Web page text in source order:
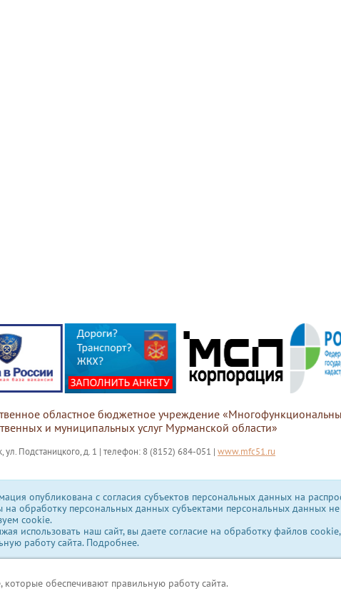
областное бюджетное учреждение
и муниципальных услуг Мурманской области»
ул. Подстаницкого, д. 1 | телефон: 8 (8152) 684-051 | www.mfc51.ru
опубликована с согласия субъектов персональных данных на
на обработку персональных данных субъектами персональных данных
сookie.
использовать наш сайт, вы даете согласие на обработку файлов
работу сайта. Подробнее.
обеспечивают правильную работу сайта.